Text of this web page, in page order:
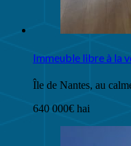
Immeuble libre à la
Île de Nantes, au
640 000€ hai